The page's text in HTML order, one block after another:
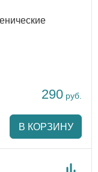
290 руб.
В КОРЗИНУ